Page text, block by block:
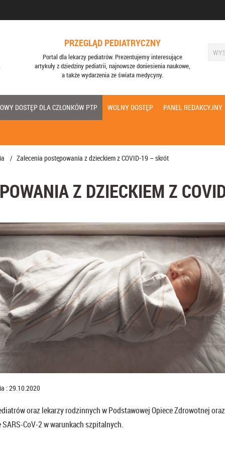
PRZEGLĄD PEDIATRYCZNY
Portal dla lekarzy pediatrów. Prezentujemy interesujące
artykuły z dziedziny pediatrii, najnowsze doniesienia naukowe,
a także wydarzenia ze świata medycyny.
DOSTĘP DLA CZŁONKÓW PTP WOLNY DOSTĘP PANEL REDAKCYJNY
/ Zalecenia postępowania z dzieckiem z COVID-19 – skrót
Z DZIECKIEM Z
: 29.10.2020
oraz lekarzy rodzinnych w Podstawowej Opiece Zdrowotnej
CoV-2 w warunkach szpitalnych.